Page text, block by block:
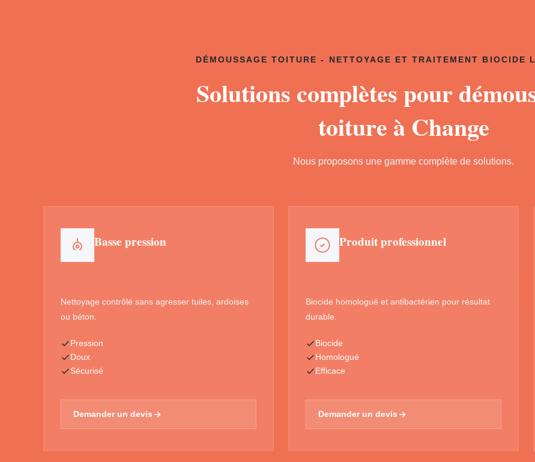
DÉMOUSSAGE TOITURE - NETTOYAGE ET TRAITEMENT BIOCIDE
Solutions complètes pour
toiture à Change
Nous proposons une gamme complète de solutions.
Basse pression
Nettoyage contrôlé sans agresser tuiles, ardoises
ou béton.
Pression
Doux
Sécurisé
Demander un devis
Produit professionnel
Biocide homologué et antibactérien pour résultat
durable.
Biocide
Homologué
Efficace
Demander un devis